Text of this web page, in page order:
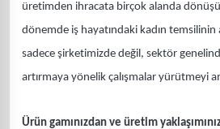
üretimden ihracata birçok alanda
dönemde iş hayatındaki kadın temsilinin
sadece şirketimizde değil, sektör
artırmaya yönelik çalışmalar yürütmeyi
Ürün gamınızdan ve üretim